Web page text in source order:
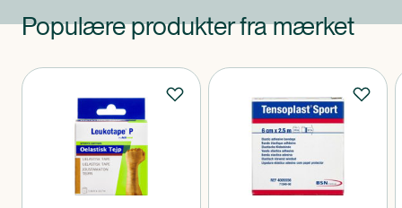
Populære produkter fra mærket
Produkter